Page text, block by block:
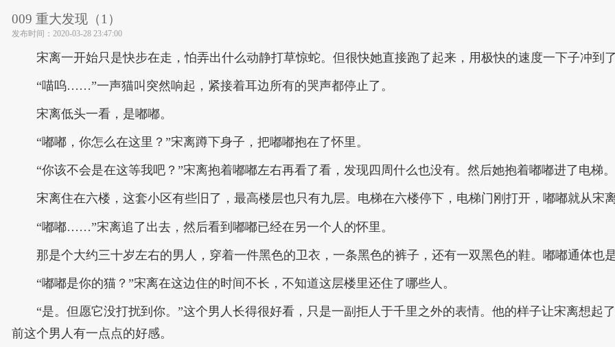
009 重大发现（1）
发布时间： 2020-03-28 23:47:00
宋离一开始只是快步在走，怕弄出什么动静打草惊蛇。但很快她直接跑了起来，用极快的速度一下子冲到
“喵呜……”一声猫叫突然响起，紧接着耳边所有的哭声都停止了。
宋离低头一看，是嘟嘟。
“嘟嘟，你怎么在这里？”宋离蹲下身子，把嘟嘟抱在了怀里。
“你该不会是在这等我吧？”宋离抱着嘟嘟左右再看了看，发现四周什么也没有。然后她抱着嘟嘟进了电梯
宋离住在六楼，这套小区有些旧了，最高楼层也只有九层。电梯在六楼停下，电梯门刚打开，嘟嘟就从宋
“嘟嘟……”宋离追了出去，然后看到嘟嘟已经在另一个人的怀里。
那是个大约三十岁左右的男人，穿着一件黑色的卫衣，一条黑色的裤子，还有一双黑色的鞋。嘟嘟通体也
“嘟嘟是你的猫？”宋离在这边住的时间不长，不知道这层楼里还住了哪些人。
“是。但愿它没打扰到你。”这个男人长得很好看，只是一副拒人于千里之外的表情。他的样子让宋离想起
前这个男人有一点点的好感。